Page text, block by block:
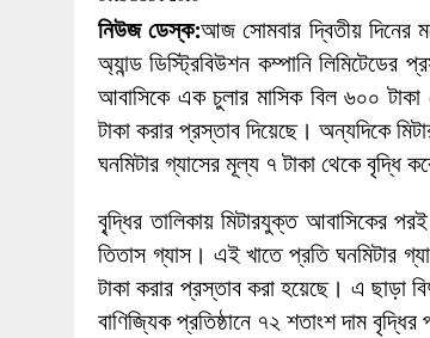
27 MAY 2026
লোহাগড়ায় চেয়ারম্যান
1 AUGUST 2026 | লোহাগড়ায় জাল দলিলে
নিউজ ডেস্ক:আজ সোমবার দ্বিতীয় দিনের
অ্যান্ড ডিস্ট্রিবিউশন কম্পানি
আবাসিকে এক চুলার মাসিক বিল ৬০০
টাকা করার প্রস্তাব দিয়েছে। অন্যদিকে
ঘনমিটার গ্যাসের মূল্য ৭ টাকা থেকে বৃদ্ধি
বৃ্দ্ধির তালিকায় মিটারযুক্ত আবাসিকের
তিতাস গ্যাস। এই খাতে প্রতি ঘনমিটার
টাকা করার প্রস্তাব করা হয়েছে। এ ছাড়া
বাণিজ্যিক প্রতিষ্ঠানে ৭২ শতাংশ দাম